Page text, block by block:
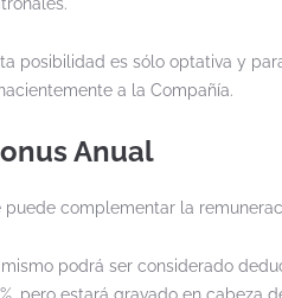
posibilidad es sólo optativa y
a la Compañía.
Anual
puede complementar la
mismo podrá ser considerado